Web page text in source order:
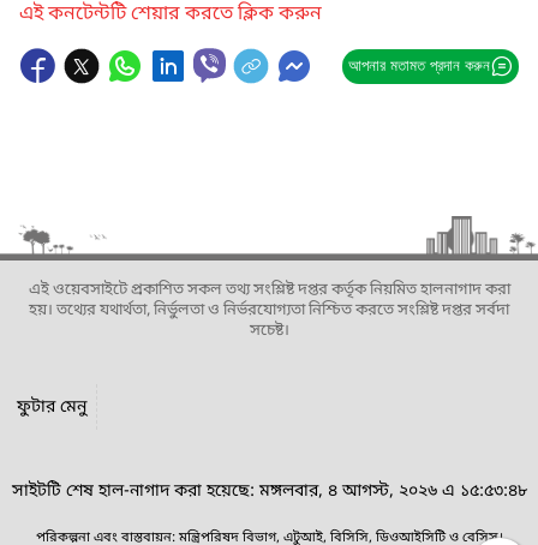
এই কনটেন্টটি শেয়ার করতে ক্লিক করুন
আপনার মতামত প্রদান করুন
এই ওয়েবসাইটে প্রকাশিত সকল তথ্য সংশ্লিষ্ট দপ্তর কর্তৃক নিয়মিত হালনাগাদ করা
হয়। তথ্যের যথার্থতা, নির্ভুলতা ও নির্ভরযোগ্যতা নিশ্চিত করতে সংশ্লিষ্ট দপ্তর সর্বদা
সচেষ্ট।
ফুটার মেনু
সাইটটি শেষ হাল-নাগাদ করা হয়েছে: মঙ্গলবার, ৪ আগস্ট, ২০২৬ এ ১৫:৫৩:৪৮
পরিকল্পনা এবং বাস্তবায়ন: মন্ত্রিপরিষদ বিভাগ, এটুআই, বিসিসি, ডিওআইসিটি ও বেসিস।